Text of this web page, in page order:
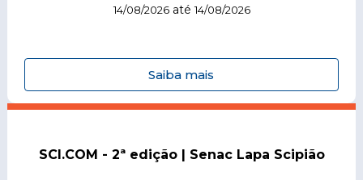
14/08/2026até14/08/2026
Saiba mais
SCI.COM - 2ª edição | Senac Lapa Scipião